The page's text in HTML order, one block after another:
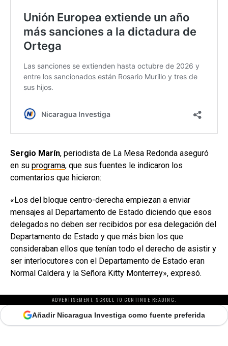
Sergio Marín, periodista de La Mesa Redonda aseguró
en su programa, que sus fuentes le indicaron los
comentarios que hicieron:
«Los del bloque centro-derecha empiezan a enviar
mensajes al Departamento de Estado diciendo que esos
delegados no deben ser recibidos por esa delegación del
Departamento de Estado y que más bien los que
consideraban ellos que tenían todo el derecho de asistir y
ser interlocutores con el Departamento de Estado eran
Normal Caldera y la Señora Kitty Monterrey», expresó.
ADVERTISEMENT. SCROLL TO CONTINUE READING.
Añadir Nicaragua Investiga como fuente preferida